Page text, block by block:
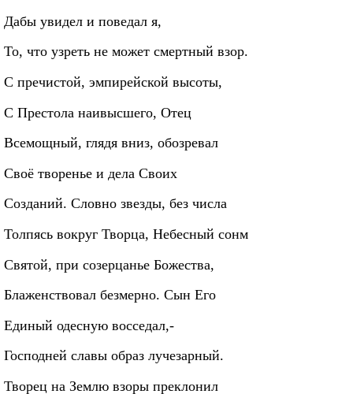
Дабы увидел и поведал я,
То, что узреть не может смертный взор.
С пречистой, эмпирейской высоты,
С Престола наивысшего, Отец
Всемощный, глядя вниз, обозревал
Своё творенье и дела Своих
Созданий. Словно звезды, без числа
Толпясь вокруг Творца, Небесный сонм
Святой, при созерцанье Божества,
Блаженствовал безмерно. Сын Его
Единый одесную восседал,-
Господней славы образ лучезарный.
Творец на Землю взоры преклонил